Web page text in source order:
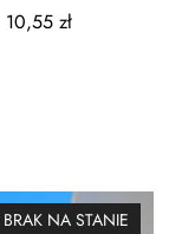
10,55 zł
NA STANIE